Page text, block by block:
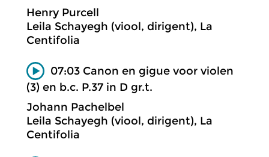
Henry Purcell
Leila Schayegh (viool, dirigent), La
Centifolia
07:03 Canon en gigue voor violen
(3) en b.c. P.37 in D gr.t.
Johann Pachelbel
Leila Schayegh (viool, dirigent), La
Centifolia